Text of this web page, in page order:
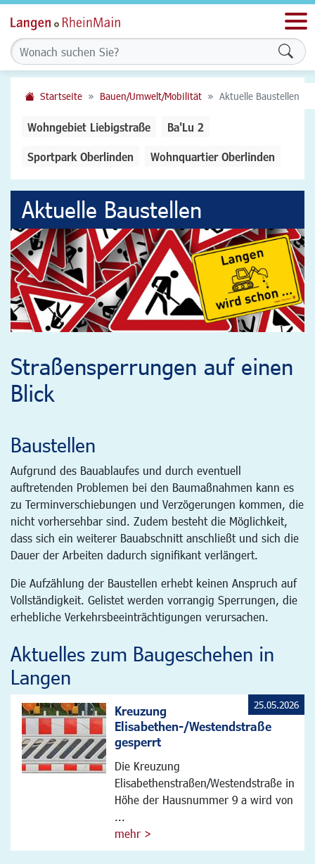
Startseite Bauen/Umwelt/Mobilität Aktuelle Baustellen
Wohngebiet Liebigstraße Ba'Lu 2
Sportpark Oberlinden Wohnquartier Oberlinden
Aktuelle Baustellen
Straßensperrungen auf einen
Blick
Baustellen
Aufgrund des Bauablaufes und durch eventuell
auftretenden Problemen bei den Baumaßnahmen kann es
zu Terminverschiebungen und Verzögerungen kommen, die
nicht vorhersehbar sind. Zudem besteht die Möglichkeit,
dass sich ein weiterer Bauabschnitt anschließt und sich die
Dauer der Arbeiten dadurch signifikant verlängert.
Die Aufzählung der Baustellen erhebt keinen Anspruch auf
Vollständigkeit. Gelistet werden vorrangig Sperrungen, die
erhebliche Verkehrsbeeinträchtigungen verursachen.
Aktuelles zum Baugeschehen in
Langen
Kreuzung
Elisabethen-/Westendstraße
gesperrt
Die Kreuzung
Elisabethenstraßen/Westendstraße in
Höhe der Hausnummer 9 a wird von
...
mehr >
25.05.2026